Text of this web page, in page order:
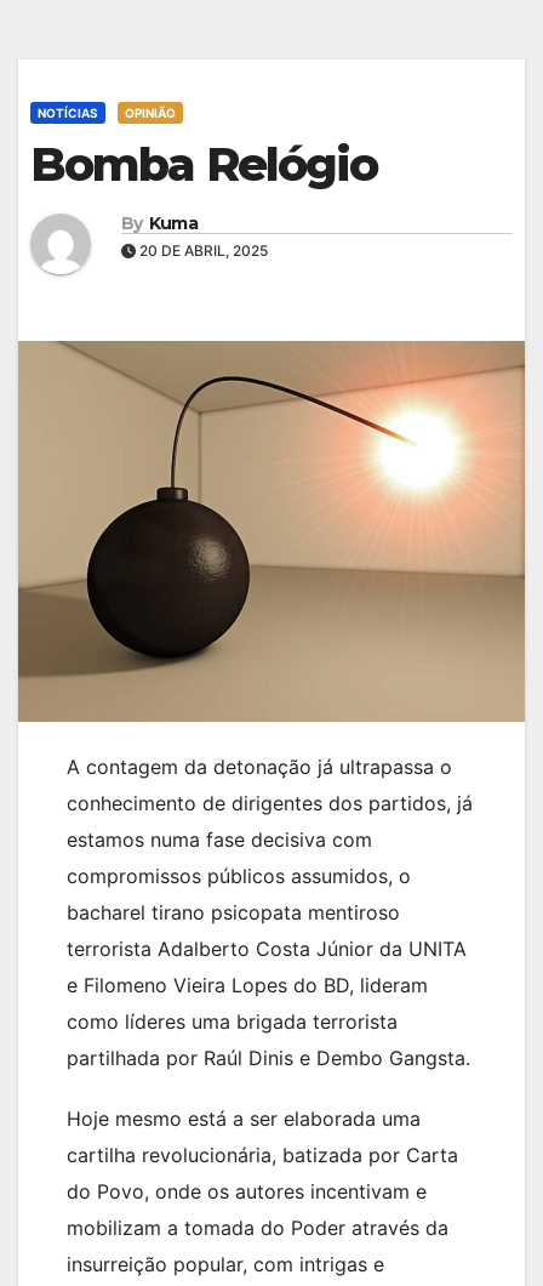
NOTÍCIAS OPINIÃO
Bomba Relógio
By Kuma
20 DE ABRIL, 2025
A contagem da detonação já ultrapassa o
conhecimento de dirigentes dos partidos, já
estamos numa fase decisiva com
compromissos públicos assumidos, o
bacharel tirano psicopata mentiroso
terrorista Adalberto Costa Júnior da UNITA
e Filomeno Vieira Lopes do BD, lideram
como líderes uma brigada terrorista
partilhada por Raúl Dinis e Dembo Gangsta.
Hoje mesmo está a ser elaborada uma
cartilha revolucionária, batizada por Carta
do Povo, onde os autores incentivam e
mobilizam a tomada do Poder através da
insurreição popular, com intrigas e